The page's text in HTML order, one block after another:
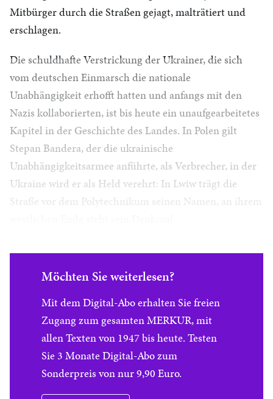
Mitbürger durch die Straßen gejagt, malträtiert und
erschlagen.
Die schuldhafte Verstrickung der Ukrainer, die sich
vom deutschen Einmarsch die nationale
Unabhängigkeit erhofft hatten und anfangs mit den
Nazis kollaborierten, ist bis heute ein unaufgearbeitetes
Kapitel in der Geschichte des Landes. In Polen gilt
Stepan Bandera, der die ukrainische
Unabhängigkeitsarmee anführte, als Verbrecher, in der
Ukraine wird er als Held verehrt: In Lwiw trägt die
Straße vor dem Polytechnikum seinen Namen, an ihrem
Möchten Sie weiterlesen?
Mit dem Digital-Abo erhalten Sie freien
Zugang zum gesamten MERKUR, mit
allen Texten von 1947 bis heute. Testen
Sie 3 Monate Digital-Abo zum
Sonderpreis von nur 9,90 Euro.